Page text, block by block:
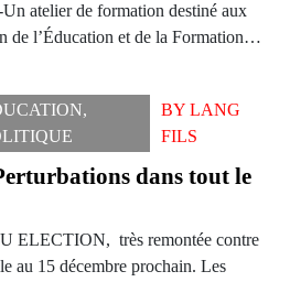
atelier de formation destiné aux
de l’Éducation et de la Formation…
,
BYLANG
FILS
dans tout le
ELECTION, très remontée contre
au 15 décembre prochain. Les